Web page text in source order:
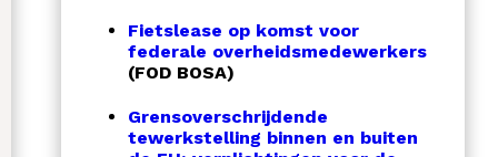
Fietslease op komst voor
federale overheidsmedewerkers
(FOD BOSA)
Grensoverschrijdende
tewerkstelling binnen en buiten